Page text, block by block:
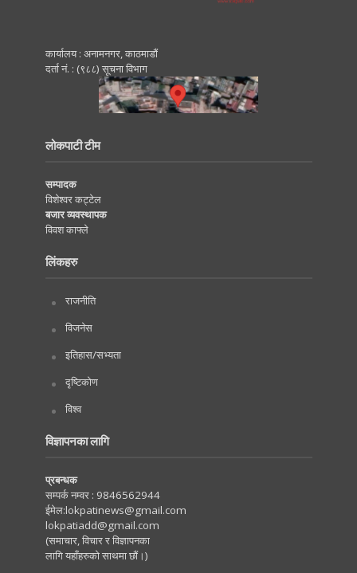
कार्यालय : अनामनगर, काठमाडाैं
दर्ता नं. : (९८८) सूचना विभाग
लोकपाटी टीम
सम्पादक
विशेश्वर कट्टेल
बजार व्यवस्थापक
विवश काफ्ले
लिंकहरु
राजनीति
विजनेस
इतिहास/सभ्यता
दृष्टिकोण
विश्व
विज्ञापनका लागि
प्रबन्धक
सम्पर्क नम्वर : 9846562944
ईमेल:lokpatinews@gmail.com
lokpatiadd@gmail.com
(समाचार, विचार र विज्ञापनका
लागि यहाँहरुको साथमा छौं।)